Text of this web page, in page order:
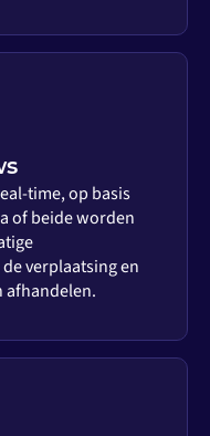
time, op basis
of beide worden
verplaatsing en
afhandelen.